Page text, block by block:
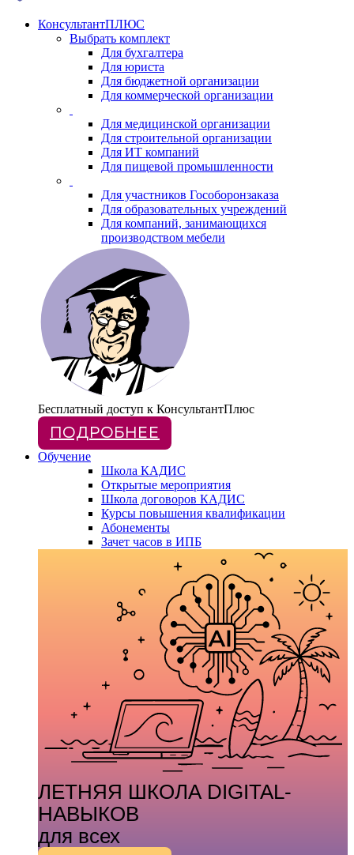
КонсультантПЛЮС
Выбрать комплект
Для бухгалтера
Для юриста
Для бюджетной организации
Для коммерческой организации
Для медицинской организации
Для строительной организации
Для ИТ компаний
Для пищевой промышленности
Для участников Гособоронзаказа
Для образовательных учреждений
Для компаний, занимающихся
производством мебели
Бесплатный доступ к КонсультантПлюс
ПОДРОБНЕЕ
Обучение
Школа КАДИС
Открытые мероприятия
Школа договоров КАДИС
Курсы повышения квалификации
Абонементы
Зачет часов в ИПБ
ЛЕТНЯЯ ШКОЛА DIGITAL-
НАВЫКОВ
для всех